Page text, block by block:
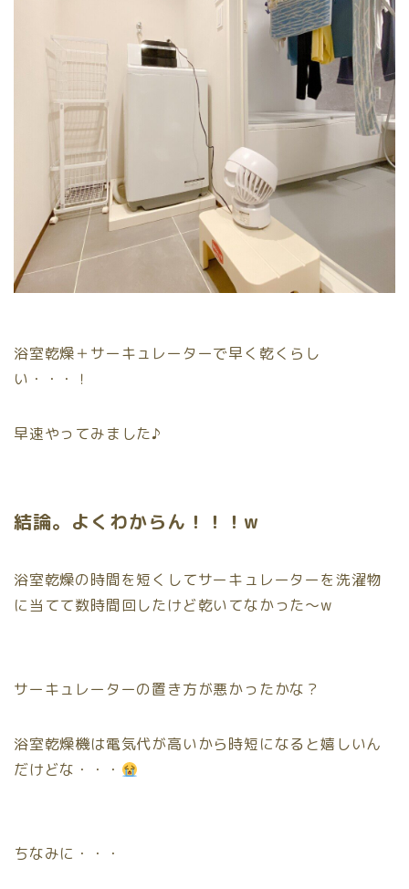
浴室乾燥＋サーキュレーターで早く乾くらし
い・・・！
早速やってみました♪
結論。よくわからん！！！w
浴室乾燥の時間を短くしてサーキュレーターを洗濯物
に当てて数時間回したけど乾いてなかった〜w
サーキュレーターの置き方が悪かったかな？
浴室乾燥機は電気代が高いから時短になると嬉しいん
だけどな・・・
ちなみに・・・